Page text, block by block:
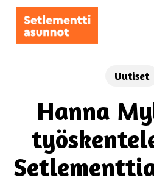
Skip
Uutiset
Hanna